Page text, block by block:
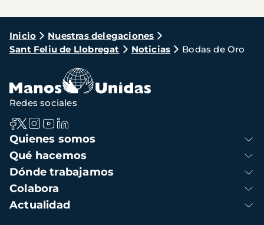
Ruta
de
navegación
Inicio
Nuestras delegaciones
Sant Feliu de Llobregat
Noticias Bodas de Oro
Navegación
principal
Quienes somos
Qué hacemos
Dónde trabajamos
Colabora
Actualidad
Redes sociales